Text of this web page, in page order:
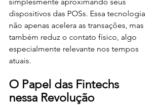
dispositivos das POSs. Essa tecnologia
não apenas acelera as transações, mas
também reduz o contato físico, algo
especialmente relevante nos tempos
atuais.
O Papel das Fintechs
nessa Revolução